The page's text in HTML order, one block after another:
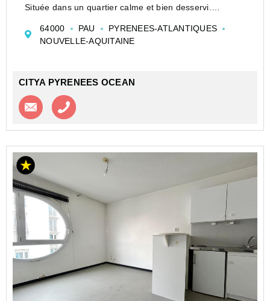
Située dans un quartier calme et bien desservi.
salle de bain et de WC séparés.
La chambre ...
64000 PAU
PYRENEES-ATLANTIQUES
NOUVELLE-AQUITAINE
CITYA PYRENEES OCEAN
Contacter l'agence